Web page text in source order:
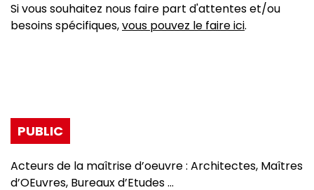
Si vous souhaitez nous faire part d'attentes et/ou
besoins spécifiques,vous pouvez le faire ici.
PUBLIC
Acteurs de la maîtrise d’oeuvre : Architectes, Maîtres
d’OEuvres, Bureaux d’Etudes …